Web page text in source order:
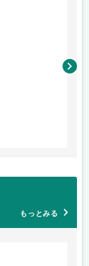
木
もっとみる